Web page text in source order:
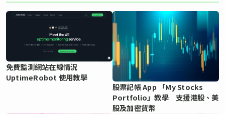
免費監測網站在線情況
UptimeRobot 使用教學
股票記帳 App 「My Stocks
Portfolio」教學 支援港股、美
股及加密貨幣